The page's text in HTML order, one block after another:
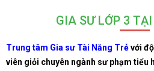
GIA SƯ LỚP 3
Trung tâm Gia sư Tài Năng Trẻvới
viên giỏi chuyên ngành sư phạm tiểu